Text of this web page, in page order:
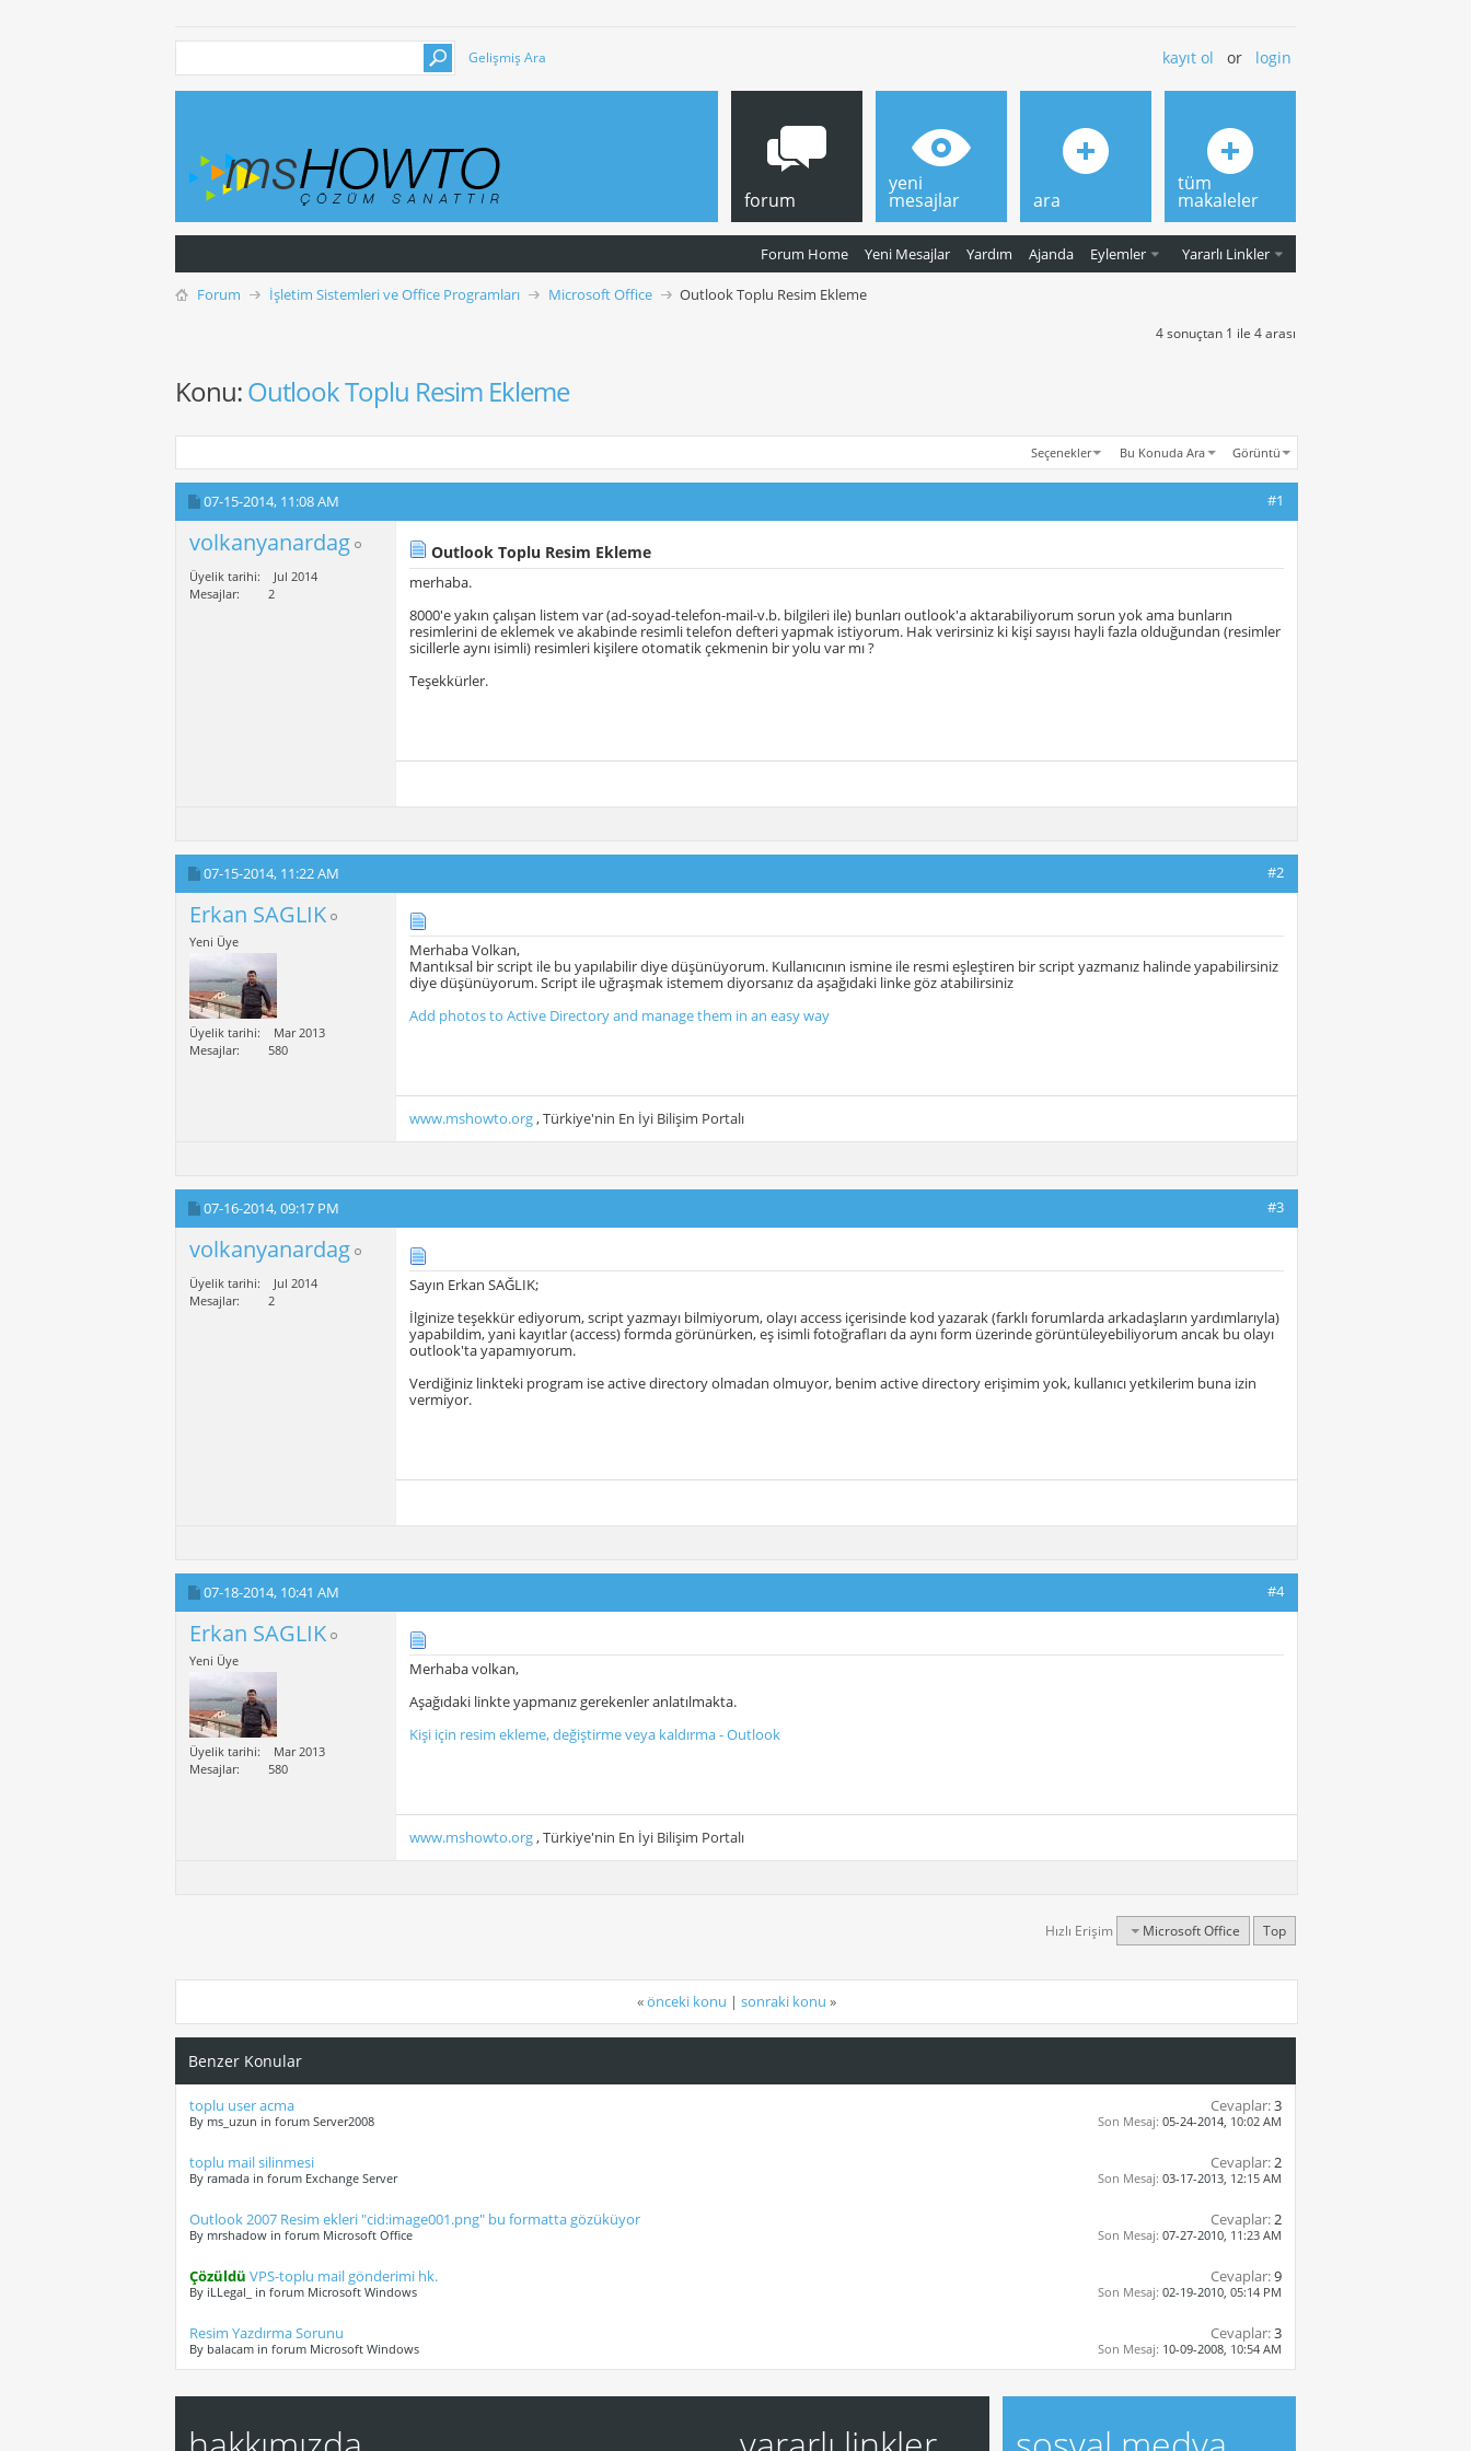
Gelişmiş Ara kayıt ol or login
forum
Forum Home Yeni Mesajlar Yardım Ajanda Eylemler Yararlı Linkler
yeni
mesajlar ara
tüm
makaleler
Forum İşletim Sistemleri ve Office Programları Microsoft Office Outlook Toplu Resim Ekleme
4 sonuçtan 1 ile 4 arası
Konu:Outlook Toplu Resim Ekleme
Seçenekler Bu Konuda Ara Görüntü
07-15-2014, 11:08 AM #1
volkanyanardag
Üyelik tarihi
Jul 2014
Mesajlar
2
Outlook Toplu Resim Ekleme
merhaba.
8000'e yakın çalışan listem var (ad-soyad-telefon-mail-v.b. bilgileri ile) bunları outlook'a aktarabiliyorum sorun yok ama bunların
resimlerini de eklemek ve akabinde resimli telefon defteri yapmak istiyorum. Hak verirsiniz ki kişi sayısı hayli fazla olduğundan (resimler
sicillerle aynı isimli) resimleri kişilere otomatik çekmenin bir yolu var mı ?
Teşekkürler.
07-15-2014, 11:22 AM #2
Erkan SAGLIK
Yeni Üye
Üyelik tarihi
Mar 2013
Mesajlar
580
Merhaba Volkan,
Mantıksal bir script ile bu yapılabilir diye düşünüyorum. Kullanıcının ismine ile resmi eşleştiren bir script yazmanız halinde yapabilirsiniz
diye düşünüyorum. Script ile uğraşmak istemem diyorsanız da aşağıdaki linke göz atabilirsiniz
Add photos to Active Directory and manage them in an easy way
www.mshowto.org, Türkiye'nin En İyi Bilişim Portalı
07-16-2014,09:17 PM #3
volkanyanardag
Üyelik tarihi
Jul 2014
Mesajlar
2
Sayın Erkan SAĞLIK;
İlginize teşekkür ediyorum, script yazmayı bilmiyorum, olayı access içerisinde kod yazarak (farklı forumlarda arkadaşların yardımlarıyla)
yapabildim, yani kayıtlar (access) formda görünürken, eş isimli fotoğrafları da aynı form üzerinde görüntüleyebiliyorum ancak bu olayı
outlook'ta yapamıyorum.
Verdiğiniz linkteki program ise active directory olmadan olmuyor, benim active directory erişimim yok, kullanıcı yetkilerim buna izin
vermiyor.
07-18-2014, 10:41 AM #4
Erkan SAGLIK
Yeni Üye
Üyelik tarihi
Mar 2013
Mesajlar
580
Merhaba volkan,
Aşağıdaki linkte yapmanız gerekenler anlatılmakta.
Kişi için resim ekleme, değiştirme veya kaldırma - Outlook
www.mshowto.org, Türkiye'nin En İyi Bilişim Portalı
Hızlı Erişim Microsoft Office Top
«önceki konu | sonraki konu »
Benzer Konular
toplu user acma
By ms_uzun in forum Server2008
Cevaplar:3
Son Mesaj: 05-24-2014, 10:02 AM
toplu mail silinmesi
By ramada in forum Exchange Server
Cevaplar:2
Son Mesaj: 03-17-2013, 12:15 AM
Outlook 2007 Resim ekleri "cid:image001.png" bu formatta gözüküyor
By mrshadow in forum Microsoft Office
Cevaplar:2
Son Mesaj: 07-27-2010, 11:23 AM
Çözüldü VPS-toplu mail gönderimi hk.
By iLLegal_ in forum Microsoft Windows
Cevaplar:9
Son Mesaj: 02-19-2010, 05:14 PM
Resim Yazdırma Sorunu
By balacam in forum Microsoft Windows
Cevaplar:3
Son Mesaj: 10-09-2008, 10:54 AM